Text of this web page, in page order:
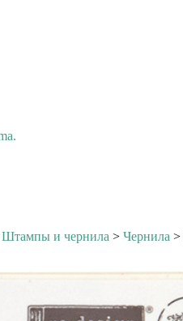
Штампы и чернила > Чернила >